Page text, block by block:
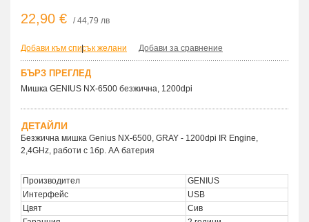
22,90 € / 44,79 лв
Добави към списък желани
| Добави за сравнение
БЪРЗ ПРЕГЛЕД
Мишка GENIUS NX-6500 безжична, 1200dpi
ДЕТАЙЛИ
Безжична мишка Genius NX-6500, GRAY - 1200dpi IR Engine,
2,4GHz, работи с 1бр. АА батерия
Производител
GENIUS
Интерфейс
USB
Цвят
Сив